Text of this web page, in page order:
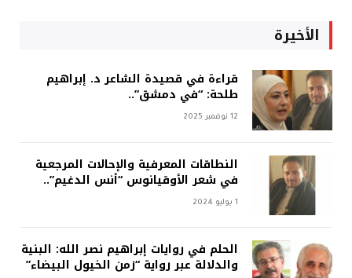
الأخيرة
قراءة في قصيدة الشاعر د. إبراهيم
طلحة: “في دمشق”..
12 نوفمبر 2025
النطاقات المعرفية والإحالات المرجعية
في شعر الأوقيانوس “أنس الدغيم”..
1 يوليو 2024
الحلم في روايات إبراهيم نصر الله: البنية
والدلالة عبر رواية “زمن الخيول البيضاء”